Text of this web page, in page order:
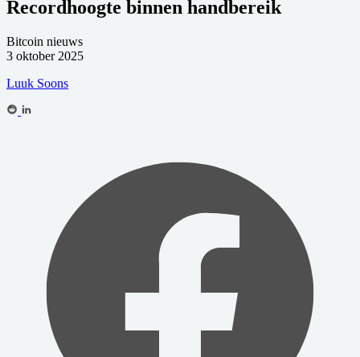
Recordhoogte binnen handbereik
Bitcoin nieuws
3 oktober 2025
Luuk Soons